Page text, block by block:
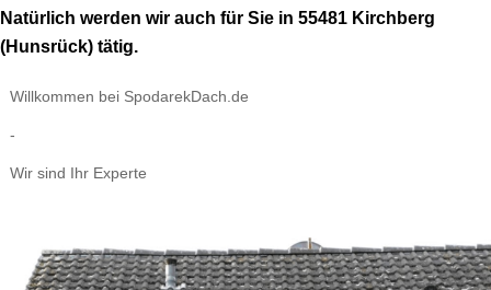
Natürlich werden wir auch für Sie in 55481 Kirchberg
(Hunsrück) tätig.
Willkommen bei SpodarekDach.de
-
Wir sind Ihr Experte